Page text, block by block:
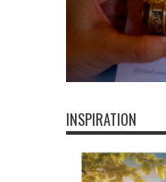
INSPIRATION